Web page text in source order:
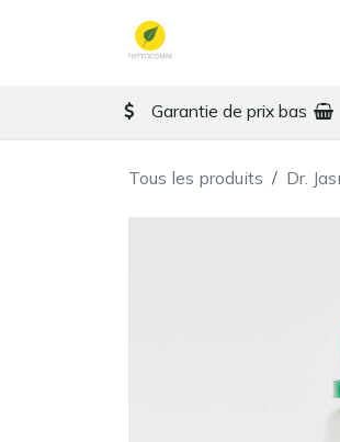
Garantie de prix bas
Tous les produits Dr.